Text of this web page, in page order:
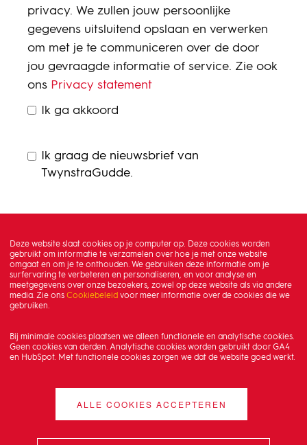
Deze website slaat cookies op je computer op. Deze cookies worden
gebruikt om informatie te verzamelen over hoe je met onze website
omgaat en om je te onthouden. We gebruiken deze informatie om je
surfervaring te verbeteren en personaliseren, en voor analyse en
meetgegevens over onze bezoekers, zowel op deze website als via andere
media. Zie ons Cookiebeleid voor meer informatie over de cookies die we
gebruiken.
Bij minimale cookies plaatsen we alleen functionele en analytische cookies.
Geen cookies van derden. Analytische cookies worden gebruikt door GA4
en HubSpot. Met functionele cookies zorgen we dat de website goed werkt.
ALLE COOKIES ACCEPTEREN
privacy. We zullen jouw persoonlijke
gegevens uitsluitend opslaan en verwerken
om met je te communiceren over de door
jou gevraagde informatie of service. Zie ook
ons Privacy statement
Ik ga akkoord
Ik graag de nieuwsbrief van
TwynstraGudde.